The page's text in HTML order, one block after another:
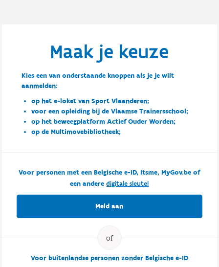
Maak je keuze
Kies een van onderstaande knoppen als je je wilt
aanmelden:
op het e-loket van Sport Vlaanderen;
voor een opleiding bij de Vlaamse Trainersschool;
op het beweegplatform Actief Ouder Worden;
op de Multimovebibliotheek;
Voor personen met een Belgische e-ID, Itsme, MyGov.be of
een anderedigitale sleutel
Meld aan
Voor buitenlandse personen zonder Belgische e-ID